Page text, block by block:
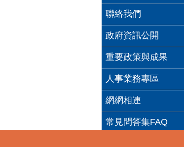
聯絡我們
政府資訊公開
重要政策與成果
人事業務專區
網網相連
常見問答集FAQ